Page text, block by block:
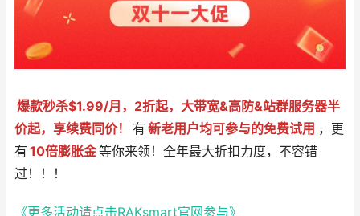
爆款秒杀$1.99/月，2折起，大带宽&高防&站群服务器半
价起，享续费同价！
有 新老用户均可参与的免费试用 ，更
有 10倍膨胀金等你来领！全年最大折扣力度，不容错
过！！！
《更多活动请点击RAKsmart官网参与》